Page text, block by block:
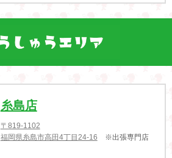
糸島店
〒819-1102
福岡県糸島市高田4丁目24-16 ※出張専門店